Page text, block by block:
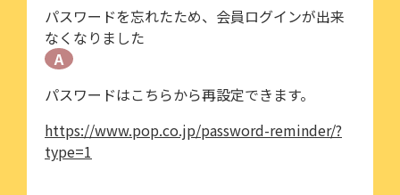
パスワードを忘れたため、会員ログインが出来
なくなりました
A
パスワードはこちらから再設定できます。
https://www.pop.co.jp/password-reminder/?
type=1